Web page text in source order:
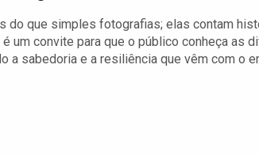
do que simples fotografias; elas contam
um convite para que o público conheça as
a sabedoria e a resiliência que vêm com o